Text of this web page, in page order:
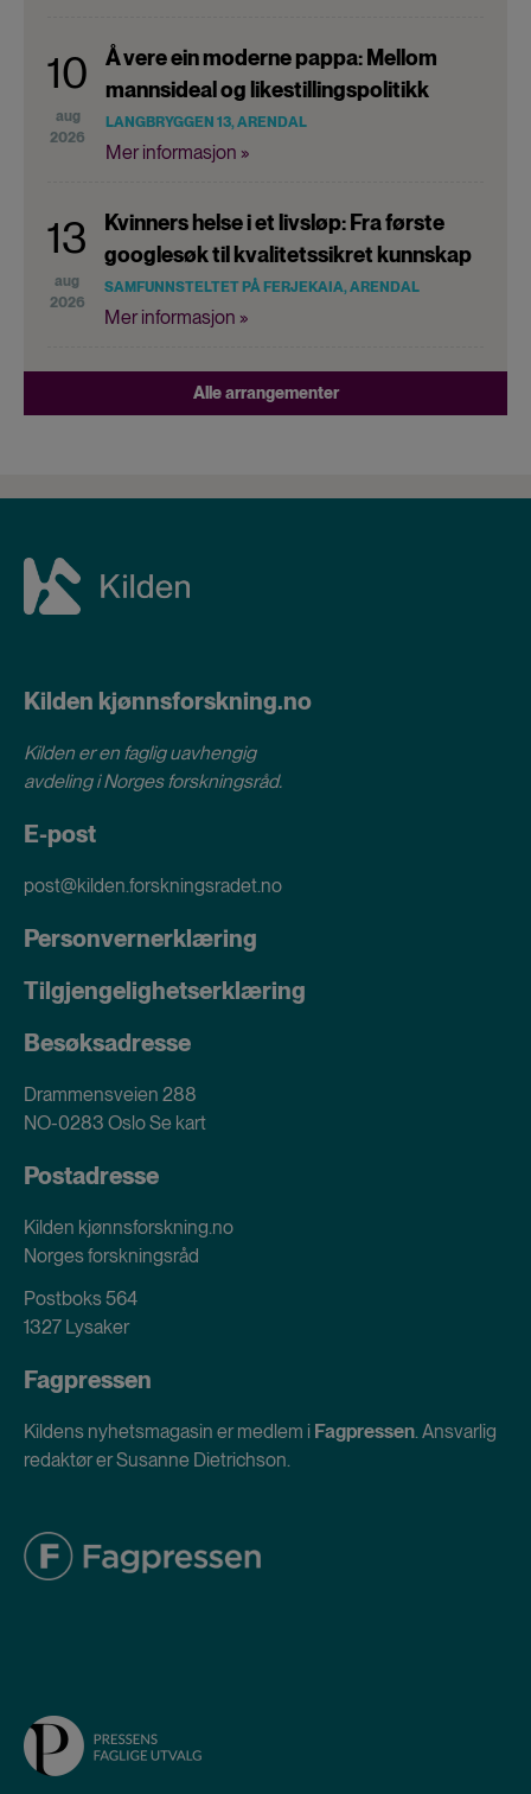
10
aug
2026
Å vere ein moderne pappa: Mellom
mannsideal og likestillingspolitikk
LANGBRYGGEN 13, ARENDAL
Mer informasjon »
13
aug
2026
Kvinners helse i et livsløp: Fra første
googlesøk til kvalitetssikret kunnskap
SAMFUNNSTELTET PÅ FERJEKAIA, ARENDAL
Mer informasjon »
Alle arrangementer
Kilden kjønnsforskning.no
Kilden er en faglig uavhengig
avdeling iNorges forskningsråd.
E-post
post@kilden.forskningsradet.no
Personvernerklæring
Tilgjengelighetserklæring
Besøksadresse
Drammensveien 288
NO-0283 OsloSe kart
Postadresse
Kilden kjønnsforskning.no
Norges forskningsråd
Postboks 564
1327 Lysaker
Fagpressen
Kildens nyhetsmagasin er medlem i Fagpressen. Ansvarlig
redaktør er Susanne Dietrichson.